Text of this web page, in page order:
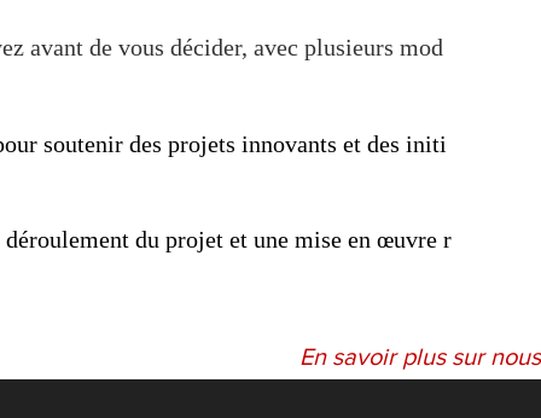
avant de vous décider, avec plusieurs mod
soutenir des projets innovants et des initi
du projet et une mise en œuvre r
En savoir plus sur nous